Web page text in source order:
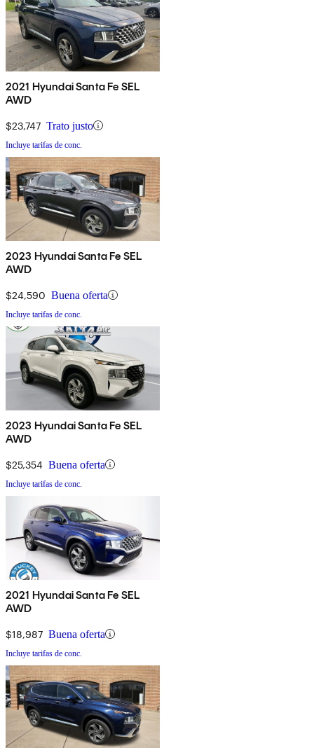
2021 Hyundai Santa Fe SEL
AWD
$23,747 Trato justo
Incluye tarifas de conc.
2023 Hyundai Santa Fe SEL
AWD
$24,590 Buena oferta
Incluye tarifas de conc.
2023 Hyundai Santa Fe SEL
AWD
$25,354 Buena oferta
Incluye tarifas de conc.
2021 Hyundai Santa Fe SEL
AWD
$18,987 Buena oferta
Incluye tarifas de conc.